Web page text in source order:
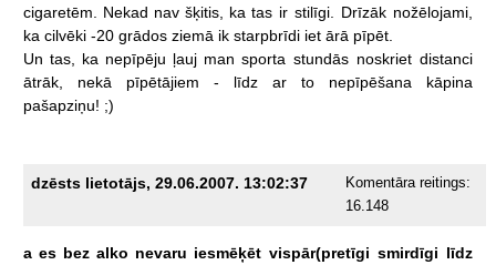
cigaretēm.
Nekad nav šķitis, ka tas ir stilīgi. Drīzāk nožēlojami,
ka cilvēki -20 grādos ziemā ik starpbrīdi iet ārā pīpēt.
Un tas, ka nepīpēju ļauj man sporta stundās noskriet distanci
ātrāk,
nekā pīpētājiem - līdz ar to nepīpēšana
kāpina
pašapziņu! ;)
dzēsts lietotājs, 29.06.2007. 13:02:37
Komentāra reitings:
16.148
a es bez alko nevaru iesmēķēt vispār(pretīgi smirdīgi līdz